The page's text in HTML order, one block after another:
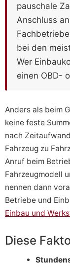
pauschale
Anschluss
bei den
Wer
einen OBD-
Anders als beim
keine feste
nach
Fahrzeug zu
Anruf beim
Fahrzeugmodell
nennen dann
Betriebe und
Einbau und
Diese